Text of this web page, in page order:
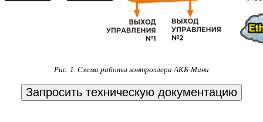
Рис. 1. Схема работы контроллера АКБ-Мини
Запросить техническую документацию